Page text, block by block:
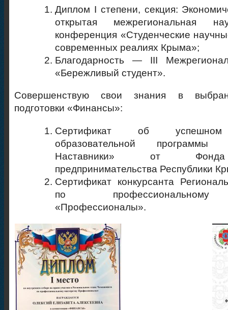
Диплом I степени, секция:
открытая межрегиональная
конференция «Студенческие
современных реалиях Крыма»;
Благодарность — III
«Бережливый студент».
Совершенствую свои знания в
подготовки «Финансы»:
Сертификат об успешном
образовательной
Наставники» от
предпринимательства Республики
Сертификат конкурсанта
по профессиональному
«Профессионалы».